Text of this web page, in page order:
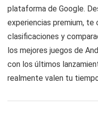
plataforma de Google.
experiencias premium, te
clasificaciones y
los mejores juegos de
con los últimos
realmente valen tu